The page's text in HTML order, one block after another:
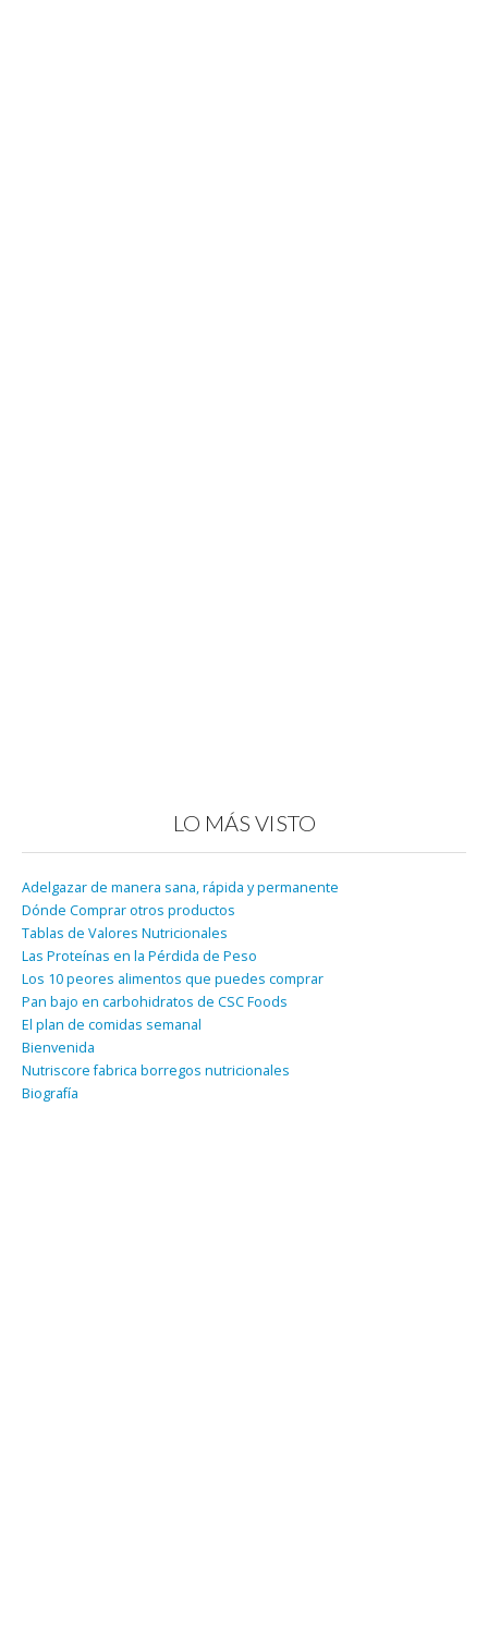
LO MÁS VISTO
Adelgazar de manera sana, rápida y permanente
Dónde Comprar otros productos
Tablas de Valores Nutricionales
Las Proteínas en la Pérdida de Peso
Los 10 peores alimentos que puedes comprar
Pan bajo en carbohidratos de CSC Foods
El plan de comidas semanal
Bienvenida
Nutriscore fabrica borregos nutricionales
Biografía